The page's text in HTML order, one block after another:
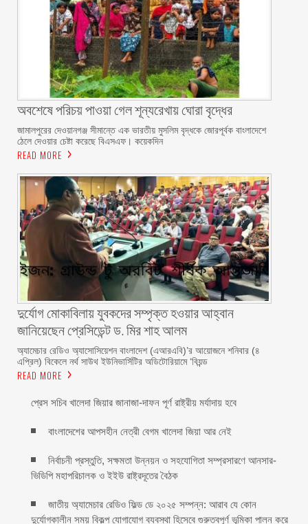
অবশেষে পরিচয় পাওয়া গেল শূন্যরেখায় ঘোরা বৃদ্ধের
জামালপুরের দেওয়ানগঞ্জ সীমান্তে এক ভারতীয় মুসলিম বৃদ্ধকে জোরপূর্বক বাংলাদেশে
ঠেলে দেওয়ার চেষ্টা করেছে বিএসএফ। কয়েকদিন
READ MORE
দুর্যোগ মোকাবিলায় যুবকদের সম্পৃক্ত হওয়ার আহ্বান
জানিয়েছেন প্রেসিডেন্ট ড. মির শাহ আলম ‎ ‎
অ্যামেচার রেডিও অ্যাসোসিয়েশন বাংলাদেশ (এআরএবি)’র আয়োজনে শনিবার (৪
এপ্রিল) বিকেলে নর্থ সাউথ ইউনিভার্সিটির অডিটোরিয়ামে ‘বিয়ন্ড
READ MORE
প্রেস সচিব খালেদা জিয়ার জানাজা-দাফন পূর্ণ রাষ্ট্রীয় মর্যাদায় হবে
বাংলাদেশের আপসহীন নেত্রী বেগম খালেদা জিয়া আর নেই
নির্বাচনী প্রস্তুতি, সক্ষমতা উন্নয়ন ও সহযোগিতা সম্প্রসারণে আনসার-
ভিডিপি মহাপরিচালক ও ইইউ রাষ্ট্রদূতের বৈঠক
জাতীয় অ্যামেচার রেডিও ফিল্ড ডে ২০২৫ সম্পন্ন: আরাব যে কোন
দুর্যোগকালীন সময় বিকল্প যোগাযোগ ব্যবস্থা হিসেবে গুরুত্বপূর্ণ ভূমিকা পালন করে